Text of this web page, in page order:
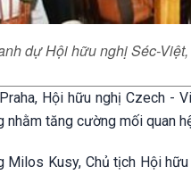
dự Hội hữu nghị Séc-
Hội hữu nghị Czech -
tăng cường mối quan
Milos Kusy, Chủ tịch Hội